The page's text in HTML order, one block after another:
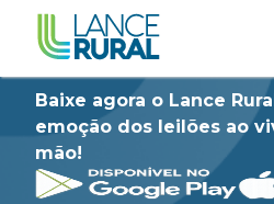
Baixe agora o Lance
emoção dos leilões ao
mão!